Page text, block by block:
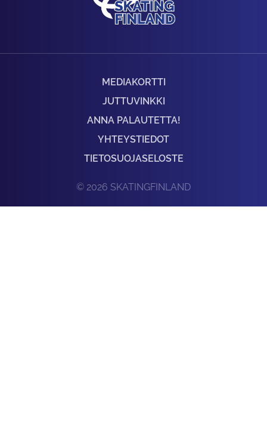
MEDIAKORTTI
JUTTUVINKKI
ANNA PALAUTETTA!
YHTEYSTIEDOT
TIETOSUOJASELOSTE
© 2026 SKATINGFINLAND